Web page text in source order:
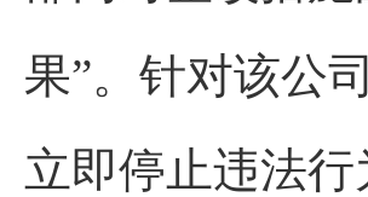
果”。针对该公
立即停止违法